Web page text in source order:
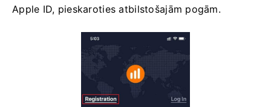
Apple ID, pieskaroties atbilstošajām pogām.